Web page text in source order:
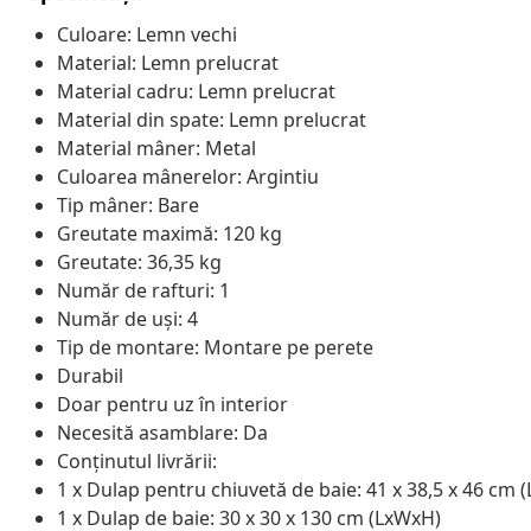
Culoare: Lemn vechi
Material: Lemn prelucrat
Material cadru: Lemn prelucrat
Material din spate: Lemn prelucrat
Material mâner: Metal
Culoarea mânerelor: Argintiu
Tip mâner: Bare
Greutate maximă: 120 kg
Greutate: 36,35 kg
Număr de rafturi: 1
Număr de uși: 4
Tip de montare: Montare pe perete
Durabil
Doar pentru uz în interior
Necesită asamblare: Da
Conținutul livrării:
1 x Dulap pentru chiuvetă de baie: 41 x 38,5 x 46 cm
1 x Dulap de baie: 30 x 30 x 130 cm (LxWxH)